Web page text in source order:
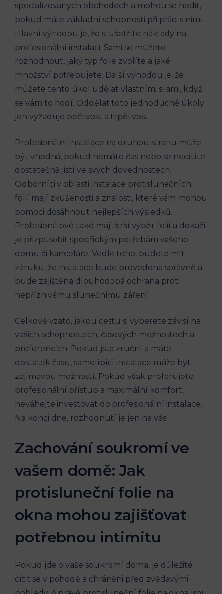
specializovaných obchodech a mohou se hodit,
pokud máte základní schopnosti při práci s nimi.
Hlavní výhodou je, že si ušetříte náklady na
profesionální instalaci. Sami se můžete
rozhodnout, jaký typ folie zvolíte a jaké
množství potřebujete. Další výhodou je, že
můžete tento úkol udělat vlastními silami, když
se vám to hodí. Oddělat toto jednoduché úkoly
jen vyžaduje pečlivost a trpělivost.
Profesionální instalace na druhou stranu může
být vhodná, pokud nemáte čas nebo se necítíte
dostatečně jistí ve svých dovednostech.
Odborníci v oblasti instalace protislunečních
fólií mají zkušenosti a znalosti, které vám mohou
pomoci dosáhnout nejlepších výsledků.
Profesionálové také mají širší výběr folií a dokáží
je přizpůsobit specifickým potřebám vašeho
domu či kanceláře. Vedle toho, budete mít
záruku, že instalace bude provedena správně a
bude zajištěna dlouhodobá ochrana proti
nepříznivému slunečnímu záření.
Celkově vzato, jakou cestu si vyberete závisí na
vašich schopnostech, časových možnostech a
preferencích. Pokud jste zruční a máte
dostatek času, samolípící instalace může být
zajímavou možností. Pokud však preferujete
profesionální přístup a maximální komfort,
neváhejte investovat do profesionální instalace.
Na konci dne, rozhodnutí je jen na vás!
Zachování soukromí ve
vašem domě: Jak
protisluneční folie na
okna mohou zajišťovat
potřebnou intimitu
Pokud jde o vaše soukromí doma, je důležité
cítit se v pohodě a chráněni před zvědavými